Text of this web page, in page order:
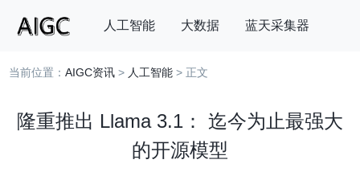
人工智能 大数据 蓝天采集器
搜索
当前位置：AIGC资讯 > 人工智能 > 正文
隆重推出 Llama 3.1： 迄今为止最强大
的开源模型